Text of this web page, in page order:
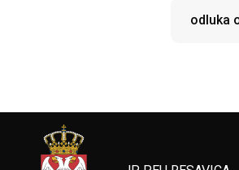
odluka